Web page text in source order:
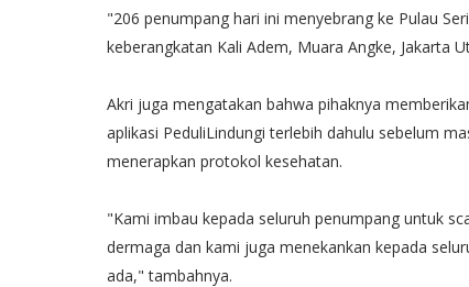
"206 penumpang hari ini menyebrang ke Pulau
keberangkatan Kali Adem, Muara Angke, Jakarta
Akri juga mengatakan bahwa pihaknya
aplikasi PeduliLindungi terlebih dahulu sebelum
menerapkan protokol kesehatan.
"Kami imbau kepada seluruh penumpang untuk
dermaga dan kami juga menekankan kepada
ada," tambahnya.